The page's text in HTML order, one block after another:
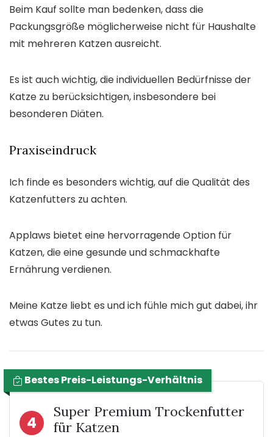
Beim Kauf sollte man bedenken, dass die
Packungsgröße möglicherweise nicht für Haushalte
mit mehreren Katzen ausreicht.
Es ist auch wichtig, die individuellen Bedürfnisse der
Katze zu berücksichtigen, insbesondere bei
besonderen Diäten.
Praxiseindruck
Ich finde es besonders wichtig, auf die Qualität des
Katzenfutters zu achten.
Applaws bietet eine hervorragende Option für
Katzen, die eine gesunde und schmackhafte
Ernährung verdienen.
Meine Katze liebt es und ich fühle mich gut dabei, ihr
etwas Gutes zu tun.
Bestes Preis-Leistungs-Verhältnis
4
Super Premium Trockenfutter
für Katzen